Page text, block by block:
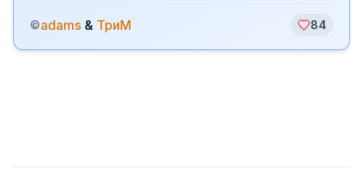
©adams & ТриМ 84